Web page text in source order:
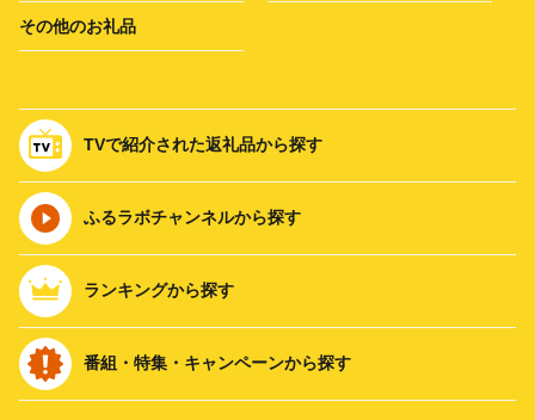
その他のお礼品
TVで紹介された返礼品から探す
ふるラボチャンネルから探す
ランキングから探す
番組・特集・キャンペーンから探す